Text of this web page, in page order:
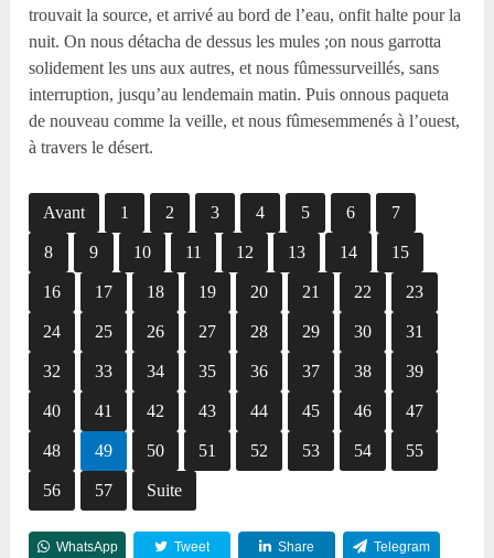
trouvait la source, et arrivé au bord de l’eau, onfit halte pour la
nuit. On nous détacha de dessus les mules ;on nous garrotta
solidement les uns aux autres, et nous fûmessurveillés, sans
interruption, jusqu’au lendemain matin. Puis onnous paqueta
de nouveau comme la veille, et nous fûmesemmenés à l’ouest,
à travers le désert.
Avant 1 2 3 4 5 6 7
8 9 10 11 12 13 14 15
16 17 18 19 20 21 22 23
24 25 26 27 28 29 30 31
32 33 34 35 36 37 38 39
40 41 42 43 44 45 46 47
48 49 50 51 52 53 54 55
56 57 Suite
WhatsApp Tweet Share Telegram